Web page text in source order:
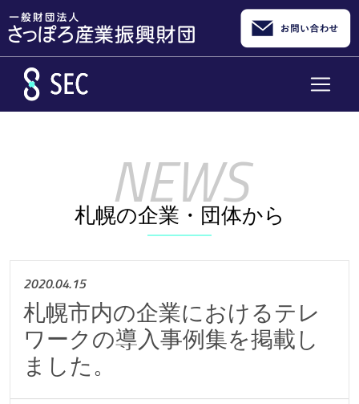
札幌の企業・団体から
2020.04.15
札幌市内の企業におけるテレ
ワークの導入事例集を掲載し
ました。